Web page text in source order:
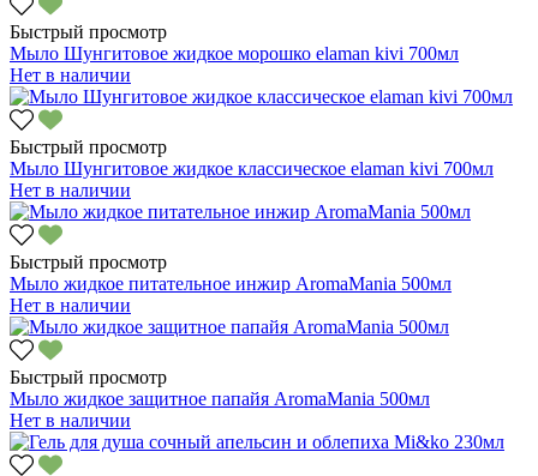
Быстрый просмотр
Мыло Шунгитовое жидкое морошко elaman kivi 700мл
Нет в наличии
Быстрый просмотр
Мыло Шунгитовое жидкое классическое elaman kivi 700мл
Нет в наличии
Быстрый просмотр
Мыло жидкое питательное инжир AromaMania 500мл
Нет в наличии
Быстрый просмотр
Мыло жидкое защитное папайя AromaMania 500мл
Нет в наличии